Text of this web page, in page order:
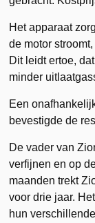
Het apparaat
de motor
Dit leidt ertoe,
minder
Een
bevestigde de
De vader van
verfijnen en op
maanden trekt
voor drie jaar.
hun